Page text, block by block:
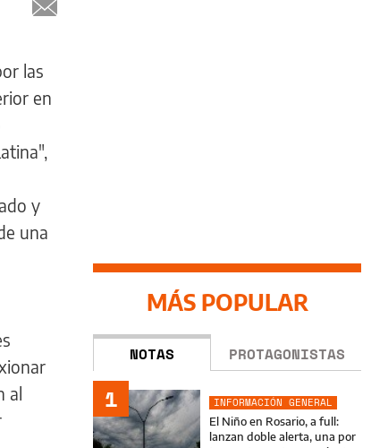
las
en
y
una
al
MÁS POPULAR
NOTAS PROTAGONISTAS
1
INFORMACIÓN GENERAL
El Niño en Rosario, a full:
lanzan doble alerta, una por